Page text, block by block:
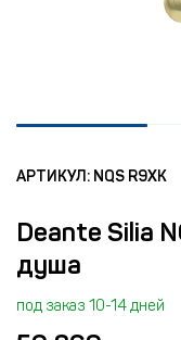
АРТИКУЛ: NQS R9XK
Deante Silia
душа
под заказ 10-14 дней